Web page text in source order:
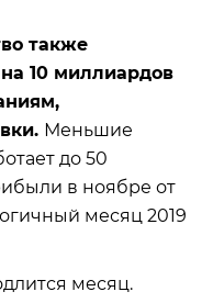
также
10 миллиардов
Меньшие
до 50
в ноябре от
месяц 2019
месяц.